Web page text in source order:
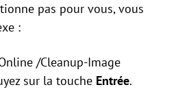
pas pour vous, vous
:
/Cleanup-Image
sur la touche Entrée.